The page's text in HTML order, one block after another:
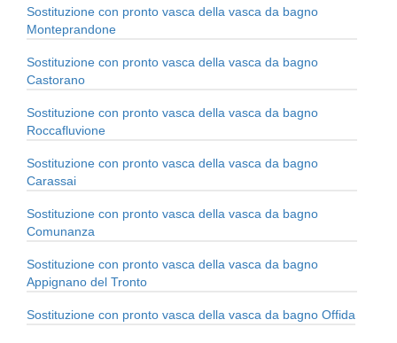
Sostituzione con pronto vasca della vasca da bagno
Monteprandone
Sostituzione con pronto vasca della vasca da bagno
Castorano
Sostituzione con pronto vasca della vasca da bagno
Roccafluvione
Sostituzione con pronto vasca della vasca da bagno
Carassai
Sostituzione con pronto vasca della vasca da bagno
Comunanza
Sostituzione con pronto vasca della vasca da bagno
Appignano del Tronto
Sostituzione con pronto vasca della vasca da bagno Offida